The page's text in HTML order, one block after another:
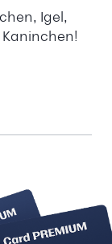
Igel,
Kaninchen!